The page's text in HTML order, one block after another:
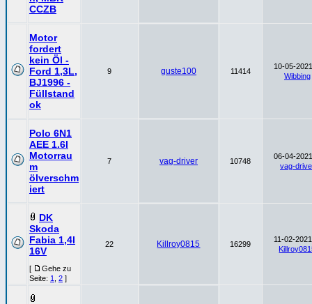
CCZB
Motor
fordert
kein Öl -
Ford 1,3L,
BJ1996 -
Füllstand
ok
9 guste100 11414
10-05-
Wibbing
Polo 6N1
AEE 1.6l
Motorrau
m
ölverschm
iert
7 vag-driver 10748
06-04-
vag-
DK
Skoda
Fabia 1,4l
16V
[
Gehe zu
Seite: 1 2 ]
22 Killroy0815 16299
11-02-